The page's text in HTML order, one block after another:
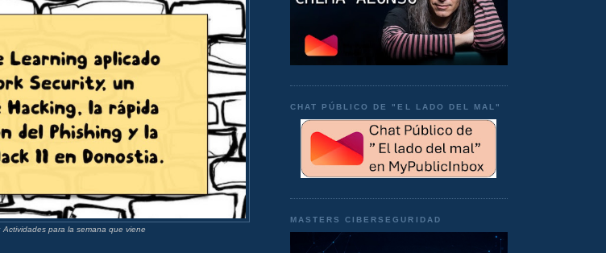
Actividades para la semana que viene
CHAT PÚBLICO DE "EL LADO DEL MAL"
MASTERS CIBERSEGURIDAD